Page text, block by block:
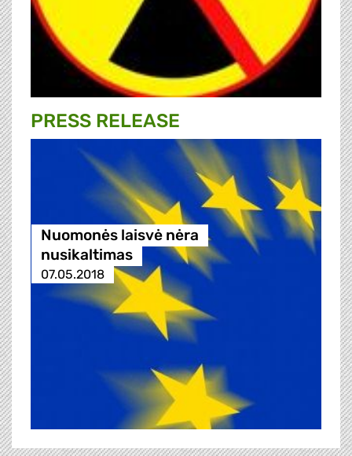
PRESS RELEASE
Nuomonės laisvė nėra
nusikaltimas
07.05.2018